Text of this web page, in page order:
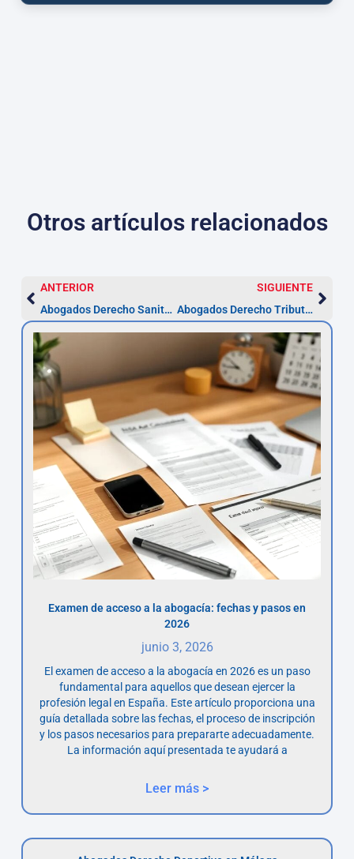
Otros artículos relacionados
ANTERIOR
Abogados Derecho Sanitario en Córdoba
SIGUIENTE
Abogados Derecho Tributario en Córdoba
Examen de acceso a la abogacía: fechas y pasos en
2026
junio 3, 2026
El examen de acceso a la abogacía en 2026 es un paso
fundamental para aquellos que desean ejercer la
profesión legal en España. Este artículo proporciona una
guía detallada sobre las fechas, el proceso de inscripción
y los pasos necesarios para prepararte adecuadamente.
La información aquí presentada te ayudará a
Leer más >